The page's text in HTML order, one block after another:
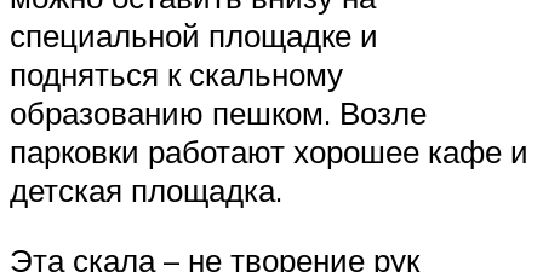
специальной площадке и
подняться к скальному
образованию пешком. Возле
парковки работают хорошее кафе и
детская площадка.
Эта скала – не творение рук